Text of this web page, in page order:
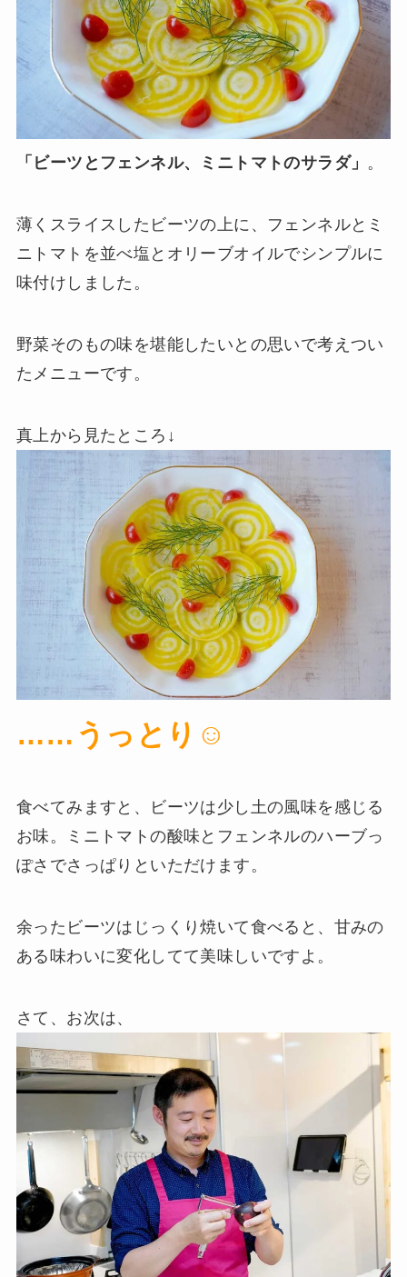
「ビーツとフェンネル、ミニトマトのサラダ」 。
薄くスライスしたビーツの上に、フェンネルとミ
ニトマトを並べ塩とオリーブオイルでシンプルに
味付けしました。
野菜そのもの味を堪能したいとの思いで考えつい
たメニューです。
真上から見たところ↓
……うっとり☺️
食べてみますと、ビーツは少し土の風味を感じる
お味。ミニトマトの酸味とフェンネルのハーブっ
ぽさでさっぱりといただけます。
余ったビーツはじっくり焼いて食べると、甘みの
ある味わいに変化してて美味しいですよ。
さて、お次は、